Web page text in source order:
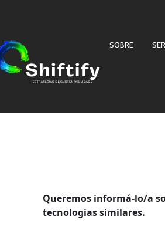
SOBRE
Queremos informá-lo/a
tecnologias similares.